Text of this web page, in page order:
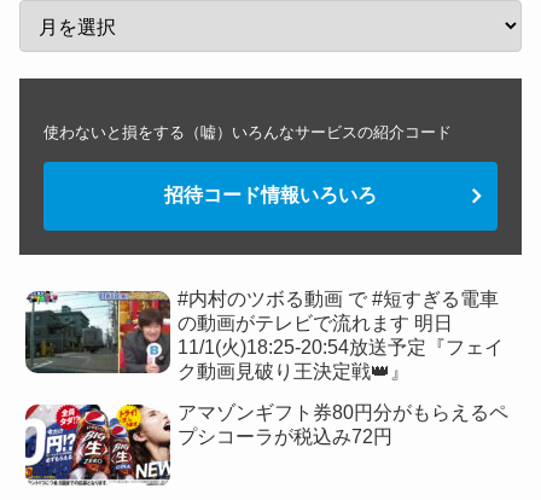
使わないと損をする（嘘）いろんなサービスの紹介コード
招待コード情報いろいろ
#内村のツボる動画 で #短すぎる電車
の動画がテレビで流れます 明日
11/1(火)18:25-20:54放送予定『フェイ
ク動画見破り王決定戦👑』
アマゾンギフト券80円分がもらえるペ
プシコーラが税込み72円